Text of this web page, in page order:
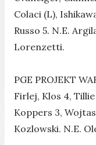
Colaci (L),
Russo 5. N.E.
Lorenzetti.
PGE PROJEKT
Firlej, Klos 4, Tillie
Koppers 3,
Kozlowski. N.E.